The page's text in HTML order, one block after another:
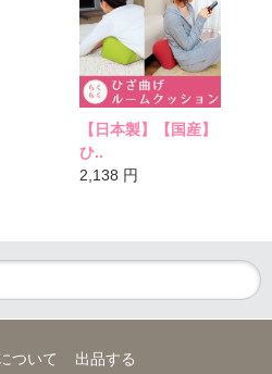
【日本製】【国産】
ひ..
2,138 円
ついて 出品する